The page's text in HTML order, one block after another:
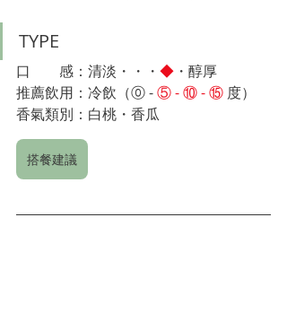
TYPE
口　　感：清淡・・・ ◆ ・醇厚
推薦飲用：冷飲（⓪ - ⑤ - ⑩ - ⑮ 度）
香氣類別： 白桃 ・ 香瓜
搭餐建議